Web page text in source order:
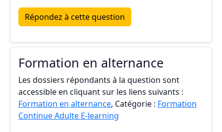
Répondez à cette question
Formation en alternance
Les dossiers répondants à la question sont
accessible en cliquant sur les liens suivants :
Formation en alternance, Catégorie : Formation
Continue Adulte E-learning